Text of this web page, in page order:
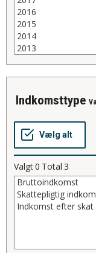
indkomsttype
Valgt0 Total 3